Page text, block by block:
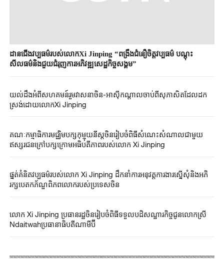
ដានជើងវប្បធម៌របស់លោកXi Jinping “ពង្រឹងជំនឿចិត្តវប្បធម៌ បណ្តុះ
សីលធម៌និងជួយជំរុញការអភិវឌ្ឍសេដ្ឋកិច្ចសង្គម”
យល់ដឹងអំពីសហគមន៍រួមវាសនាចិន-អាស៊ីកណ្តាលចាប់ពីសុភាសិតដែលដក
ស្រង់ដោយលោកXi Jinping
គណៈកម្មាធិការមជ្ឈិមបក្សកុម្មុយនីស្តចិនរៀបចំពិធីសំណេះសំណាលជាមួយ
ផ្នត់គំនិតវប្បធម៌របស់លោក Xi Jinping ដឹកនាំការអនុវត្តការងារស្នើសុំនិងអភិ
រក្សបេតកភ័ណ្ឌពិភពលោករបស់ប្រទេសចិន
លោក Xi Jinping ប្រធាន​រដ្ឋ​ចិនរៀបចំ​ពិធីទទួលបដិសណ្ឋារកិច្ច​ជូន​លោកស្រី​
Ndaitwah​ប្រធានាធិបតី​ណាមីប៊ី